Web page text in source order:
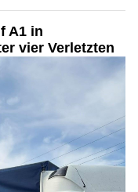
A1 in
vier Verletzten